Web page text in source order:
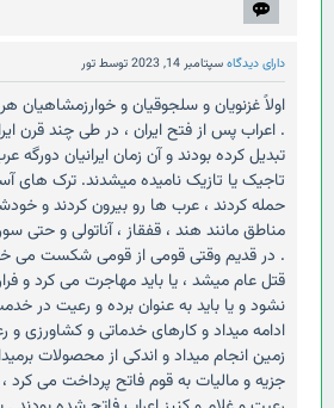
دارای دیدگاهسپتامبر 14, 2023 توسطتور
اولاً غزنویان و سلجوقیان و خوارزمشاهیان
. اعراب پس از فتح ایران ، در طی چند قرن
تبدیل کرده بودند و آن زمان ایرانیان دورگه
تاجیک یا تازیک نامیده میشدند. ترک های
حمله کردند ، عرب ها رو بیرون کردند و
مناطق مانند هند ، قفقاز ، آناتولی و حتی
. در قدیم وقتی قومی از قومی شکست می
قتل عام میشد ، یا باید مهاجرت می کرد و
نشود و یا باید به عنوان برده و رعیت در
ادامه میداد و کارهای خدماتی و کشاورزی
زمین انجام میداد و اندکی از محصولات
جزیه و مالیات به قوم فاتح پرداخت می کرد